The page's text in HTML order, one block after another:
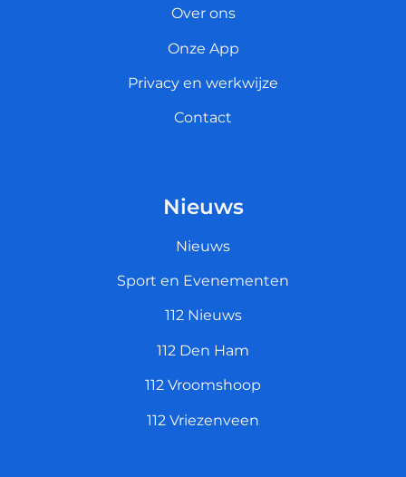
Over ons
Onze App
Privacy en werkwijze
Contact
Nieuws
Nieuws
Sport en Evenementen
112 Nieuws
112 Den Ham
112 Vroomshoop
112 Vriezenveen